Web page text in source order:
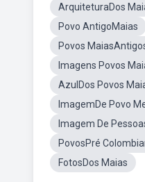
ArquiteturaDos
Povo AntigoMaias
Povos
Imagens Povos
AzulDos Povos
ImagemDe Povo
Imagem De
PovosPré
FotosDos Maias